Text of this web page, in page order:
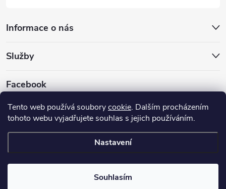
Tento web používá souborycookie. Dalším procházením
tohoto webu vyjadřujete souhlas s jejich používáním.
Nastavení
Souhlasím
Informace o nás
Služby
Facebook
Copyright 2026INVEST - STAR, s.r.o.. Všechna práva vyhrazena.